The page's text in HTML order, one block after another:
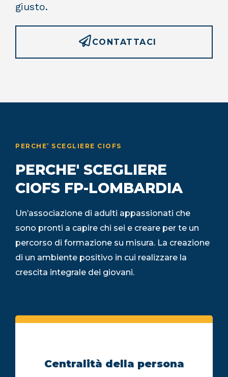
giusto.
CONTATTACI
PERCHE’ SCEGLIERE CIOFS
PERCHE' SCEGLIERE
CIOFS FP-LOMBARDIA
Un’associazione di adulti appassionati che
sono pronti a capire chi sei e creare per te un
percorso di formazione su misura. La creazione
di un ambiente positivo in cui realizzare la
crescita integrale dei giovani.
Centralità della persona